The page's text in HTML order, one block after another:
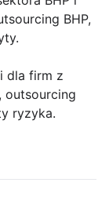
BHP,
dla firm z
outsourcing
ryzyka.